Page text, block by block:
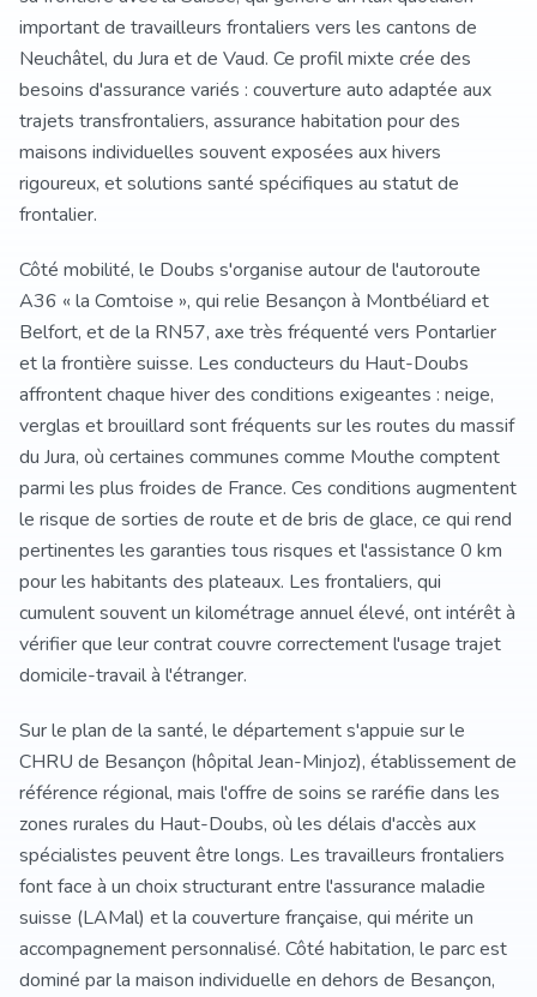
important de travailleurs frontaliers vers les cantons de
Neuchâtel, du Jura et de Vaud. Ce profil mixte crée des
besoins d'assurance variés : couverture auto adaptée aux
trajets transfrontaliers, assurance habitation pour des
maisons individuelles souvent exposées aux hivers
rigoureux, et solutions santé spécifiques au statut de
frontalier.
Côté mobilité, le Doubs s'organise autour de l'autoroute
A36 « la Comtoise », qui relie Besançon à Montbéliard et
Belfort, et de la RN57, axe très fréquenté vers Pontarlier
et la frontière suisse. Les conducteurs du Haut-Doubs
affrontent chaque hiver des conditions exigeantes : neige,
verglas et brouillard sont fréquents sur les routes du massif
du Jura, où certaines communes comme Mouthe comptent
parmi les plus froides de France. Ces conditions augmentent
le risque de sorties de route et de bris de glace, ce qui rend
pertinentes les garanties tous risques et l'assistance 0 km
pour les habitants des plateaux. Les frontaliers, qui
cumulent souvent un kilométrage annuel élevé, ont intérêt à
vérifier que leur contrat couvre correctement l'usage trajet
domicile-travail à l'étranger.
Sur le plan de la santé, le département s'appuie sur le
CHRU de Besançon (hôpital Jean-Minjoz), établissement de
référence régional, mais l'offre de soins se raréfie dans les
zones rurales du Haut-Doubs, où les délais d'accès aux
spécialistes peuvent être longs. Les travailleurs frontaliers
font face à un choix structurant entre l'assurance maladie
suisse (LAMal) et la couverture française, qui mérite un
accompagnement personnalisé. Côté habitation, le parc est
dominé par la maison individuelle en dehors de Besançon,